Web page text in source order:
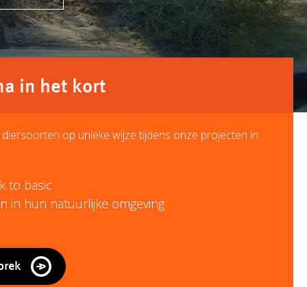
in het kort
op unieke wijze tijdens onze projecten in
to basic
in hun natuurlijke omgeving